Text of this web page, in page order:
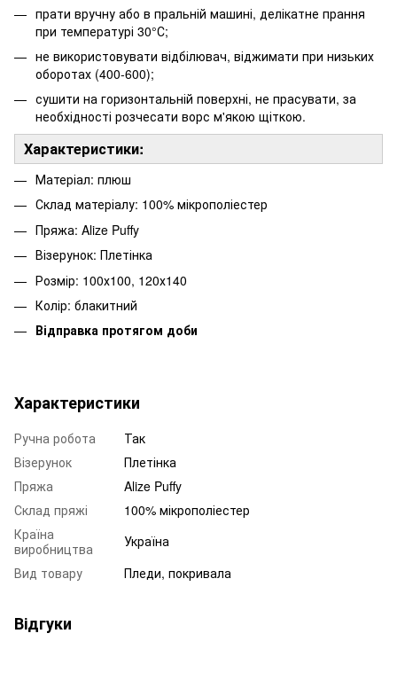
прати вручну або в пральній машині, делікатне прання
при температурі 30°С;
не використовувати відбілювач, віджимати при низьких
оборотах (400-600);
сушити на горизонтальній поверхні, не прасувати, за
необхідності розчесати ворс м'якою щіткою.
Характеристики:
Матеріал: плюш
Склад матеріалу: 100% мікрополіестер
Пряжа: Alize Puffy
Візерунок: Плетінка
Розмір: 100х100, 120х140
Колір: блакитний
Відправка протягом доби
Характеристики
Ручна робота
Так
Візерунок
Плетінка
Пряжа
Alize Puffy
Склад пряжі
100% мікрополіестер
Країна
виробництва
Україна
Вид товару
Пледи, покривала
Відгуки